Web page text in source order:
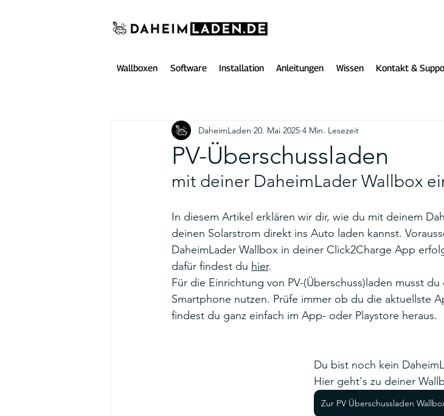
Wallboxen Software Installation Anleitungen Wissen Kontakt &
PV-Überschussladen
DaheimLaden 20. Mai 2025 4 Min. Lesezeit
mit deiner DaheimLader Wallbox
In diesem Artikel erklären wir dir, wie du mit deinem
deinen Solarstrom direkt ins Auto laden kannst.
DaheimLader Wallbox in deiner Click2Charge App
dafür findest du hier.
Für die Einrichtung von PV-(Überschuss)laden musst
Smartphone nutzen. Prüfe immer ob du die aktuellste
findest du ganz einfach im App- oder Playstore heraus.
Du bist noch kein
Hier geht's zu deiner
Zur PV Überschussladen